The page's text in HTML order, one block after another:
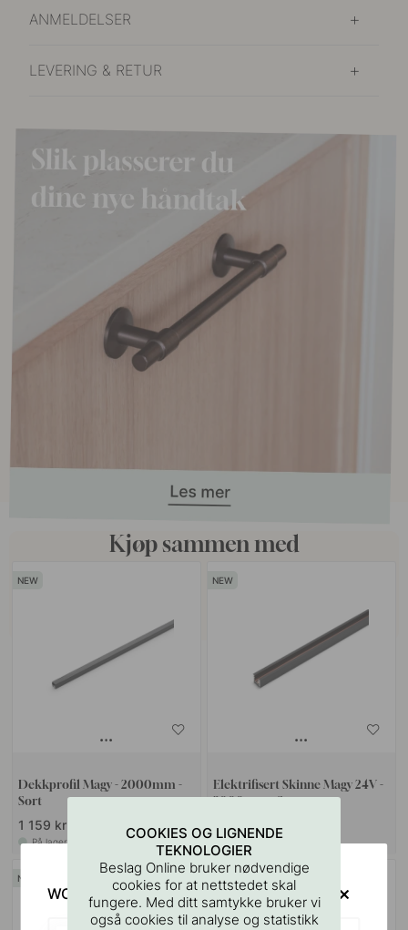
ANMELDELSER
LEVERING & RETUR
Kjøp sammen med
Dekkprofil Magy - 2000mm -
Sort
1 159 kr
På lager
Elektrifisert Skinne Magy 24V -
2000mm - Sort
1 049 kr
På lager
COOKIES OG LIGNENDE
TEKNOLOGIER
Beslag Online bruker nødvendige
cookies for at nettstedet skal
fungere. Med ditt samtykke bruker vi
også cookies til analyse og statistikk
WOULD YOU RATHER VISIT?